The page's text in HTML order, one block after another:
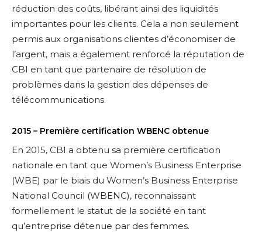
réduction des coûts, libérant ainsi des liquidités
importantes pour les clients. Cela a non seulement
permis aux organisations clientes d’économiser de
l’argent, mais a également renforcé la réputation de
CBI en tant que partenaire de résolution de
problèmes dans la gestion des dépenses de
télécommunications.
2015 – Première certification WBENC obtenue
En 2015, CBI a obtenu sa première certification
nationale en tant que Women’s Business Enterprise
(WBE) par le biais du Women’s Business Enterprise
National Council (WBENC), reconnaissant
formellement le statut de la société en tant
qu’entreprise détenue par des femmes.